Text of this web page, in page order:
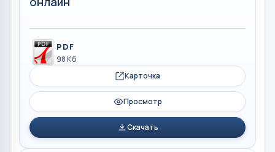
PDF
98 Кб
Карточка
Просмотр
Скачать